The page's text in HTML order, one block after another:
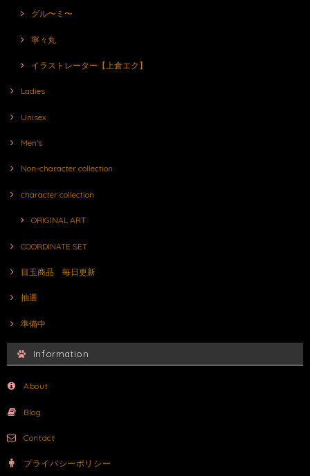
グル〜ミ〜
寧々丸
イラストレーター【上倉エク】
Ladies
Unisex
Men's
Non-character collection
character collection
ORIGINAL ART
COORDINATE SET
目玉商品 毎日更新
抽選
準備中
Information
About
Blog
Contact
プライバシーポリシー